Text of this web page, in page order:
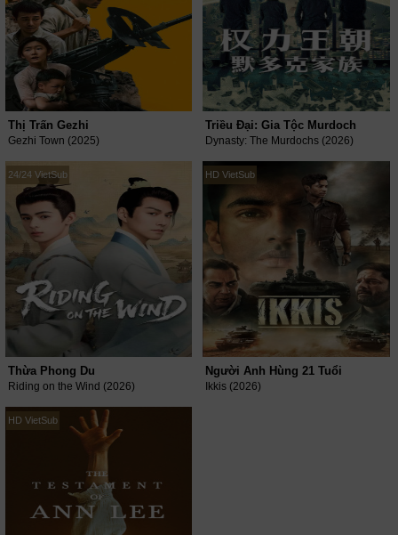
Thị Trấn Gezhi
Gezhi Town (2025)
Triều Đại: Gia Tộc Murdoch
Dynasty: The Murdochs (2026)
24/24 VietSub
Thừa Phong Du
Riding on the Wind (2026)
HD VietSub
Người Anh Hùng 21 Tuổi
Ikkis (2026)
HD VietSub